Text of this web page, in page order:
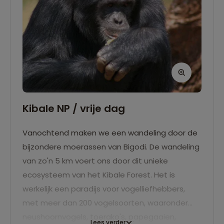
Kibale NP / vrije dag
Vanochtend maken we een wandeling door de
bijzondere moerassen van Bigodi. De wandeling
van zo'n 5 km voert ons door dit unieke
ecosysteem van het Kibale Forest. Het is
werkelijk een paradijs voor vogelliefhebbers,
met meer dan 200 vogelsoorten, waaronder